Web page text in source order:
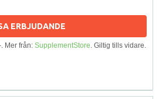
ERBJUDANDE
Mer från: SupplementStore. Giltig tills vidare.